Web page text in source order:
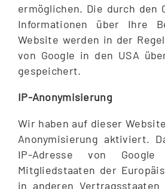
ermöglichen. Die durch den
Informationen über Ihre
Website werden in der
von Google in den USA
gespeichert.
IP-Anonymisierung
Wir haben auf dieser
Anonymisierung aktiviert.
IP-Adresse von
Mitgliedstaaten der
in anderen Vertragsstaaten